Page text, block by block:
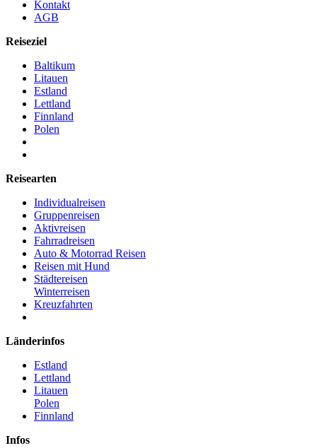
Kontakt
AGB
Reiseziel
Baltikum
Litauen
Estland
Lettland
Finnland
Polen
Reisearten
Individualreisen
Gruppenreisen
Aktivreisen
Fahrradreisen
Auto & Motorrad Reisen
Reisen mit Hund
Städtereisen
Winterreisen
Kreuzfahrten
Länderinfos
Estland
Lettland
Litauen
Polen
Finnland
Infos